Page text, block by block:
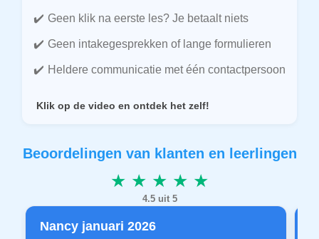
Geen klik na eerste les? Je betaalt niets
Geen intakegesprekken of lange formulieren
Heldere communicatie met één contactpersoon
Klik op de video en ontdek het zelf!
Beoordelingen van klanten en leerlingen
★ ★ ★ ★ ★
4.5 uit 5
Nancy januari 2026